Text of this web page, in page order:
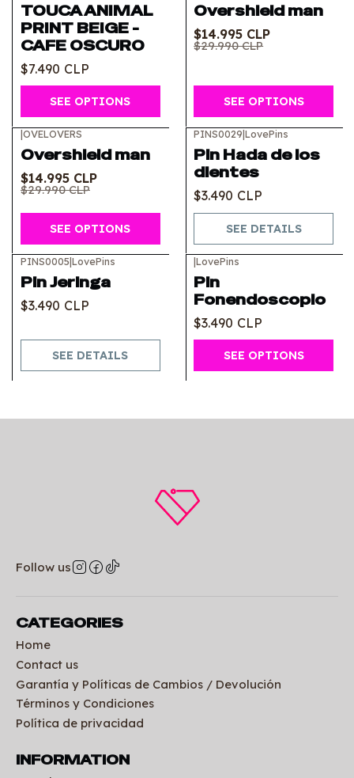
TOUCA ANIMAL
PRINT BEIGE -
CAFE OSCURO
$7.490 CLP
SEE OPTIONS
Overshield man
$14.995 CLP
$29.990 CLP
SEE OPTIONS
|OVELOVERS
Overshield man
$14.995 CLP
$29.990 CLP
SEE OPTIONS
PINS0029|LovePins
Pin Hada de los
dientes
$3.490 CLP
SEE DETAILS
PINS0005|LovePins
Pin Jeringa
$3.490 CLP
SEE DETAILS
|LovePins
Pin
Fonendoscopio
$3.490 CLP
SEE OPTIONS
Follow us
CATEGORIES
Home
Contact us
Garantía y Políticas de Cambios / Devolución
Términos y Condiciones
Política de privacidad
INFORMATION